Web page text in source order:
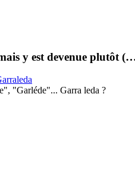
y est devenue plutôt
"Garléde"... Garra leda ?